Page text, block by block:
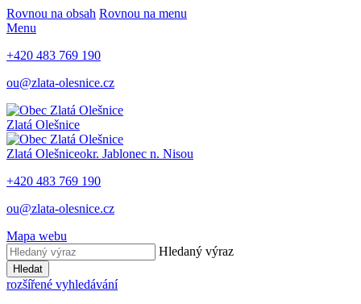
Rovnou na obsah Rovnou na menu
Menu
+420 483 769 190
ou@zlata-olesnice.cz
Zlatá Olešnice
Zlatá Olešniceokr. Jablonec n. Nisou
+420 483 769 190
ou@zlata-olesnice.cz
Mapa webu
Hledaný výraz
Hledat
rozšířené vyhledávání